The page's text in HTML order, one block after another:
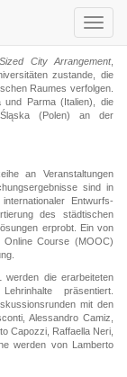
City Arrangement,
zustande, die
Raumes verfolgen.
und Parma (Italien), die
(Polen) an der
an Veranstaltungen
sind in
Entwurfs-
des städtischen
erprobt. Ein von
Online Course (MOOC)
werden die erarbeiteten
präsentiert.
mit den
Alessandro Camiz,
Capozzi, Raffaella Neri,
werden von Lamberto